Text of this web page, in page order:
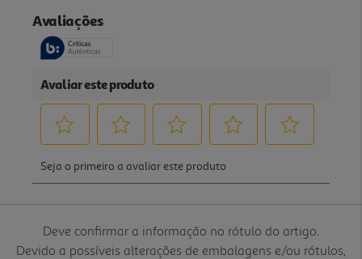
Deve confirmar a informação no rótulo do artigo.
Devido a possíveis alterações de embalagens e/ou rótulos,